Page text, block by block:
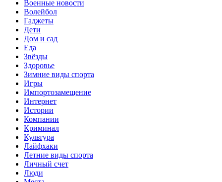
Военные новости
Волейбол
Гаджеты
Дети
Дом и сад
Еда
Звёзды
Здоровье
Зимние виды спорта
Игры
Импортозамещение
Интернет
Истории
Компании
Криминал
Культура
Лайфхаки
Летние виды спорта
Личный счет
Люди